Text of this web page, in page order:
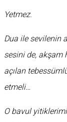
Yetmez.
Dua ile sevilenin
sesini de, akşam
açılan
etmeli…
O bavul